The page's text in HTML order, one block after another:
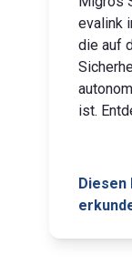
evalink
die auf
ist.
Diesen